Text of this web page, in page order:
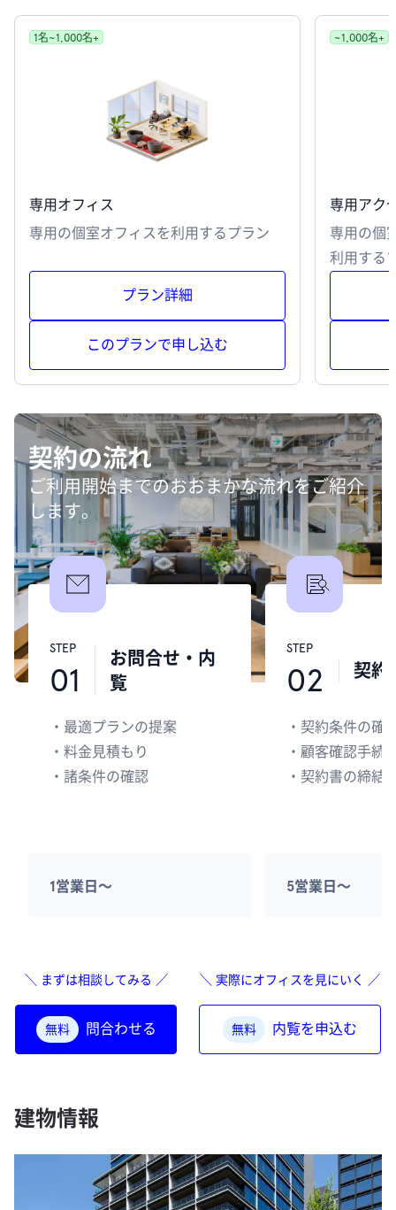
1名~1,000名+
専用オフィス
専用の個室オフィスを利用するプラン
プラン詳細
このプランで申し込む
~1,000名+
専用アク
専用の個
利用する
契約の流れ
ご利用開始までのおおまかな流れをご紹介
します。
STEP
01
お問合せ・内
覧
・ 最適プランの提案
・ 料金見積もり
・ 諸条件の確認
1営業日〜
STEP
02 契約
・ 契約条件の確
・ 顧客確認手続
・ 契約書の締結
5営業日〜
＼ まずは相談してみる ／ ＼ 実際にオフィスを見にいく ／
無料 問合わせる 無料 内覧を申込む
建物情報